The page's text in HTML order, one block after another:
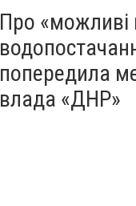
Про «можливі
попередила
влада «ДНР»